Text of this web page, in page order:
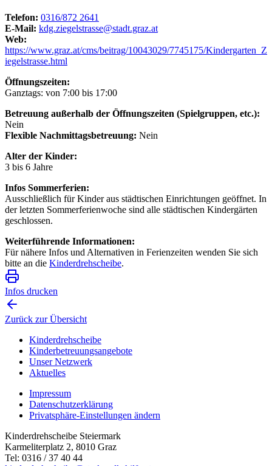
Telefon: 0316/872 2641
E-Mail: kdg.ziegelstrasse@stadt.graz.at
Web:
https://www.graz.at/cms/beitrag/10043029/7745175/Kindergarten_Z
iegelstrasse.html
Öffnungszeiten:
Ganztags: von 7:00 bis 17:00
Betreuung außerhalb der Öffnungszeiten (Spielgruppen, etc.):
Nein
Flexible Nachmittagsbetreuung: Nein
Alter der Kinder:
3 bis 6 Jahre
Infos Sommerferien:
Ausschließlich für Kinder aus städtischen Einrichtungen geöffnet. In
der letzten Sommerferienwoche sind alle städtischen Kindergärten
geschlossen.
Weiterführende Informationen:
Für nähere Infos und Alternativen in Ferienzeiten wenden Sie sich
bitte an die Kinderdrehscheibe.
Infos drucken
Zurück zur Übersicht
Kinderdrehscheibe
Kinderbetreuungs­angebote
Unser Netzwerk
Aktuelles
Impressum
Datenschutzerklärung
Privatsphäre-Einstellungen ändern
Kinderdrehscheibe Steiermark
Karmeliterplatz 2, 8010 Graz
Tel: 0316 / 37 40 44